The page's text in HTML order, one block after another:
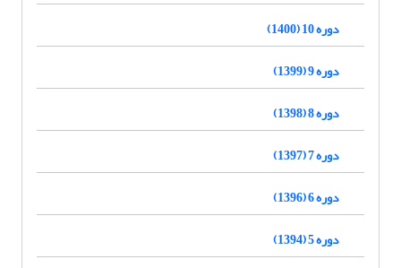
دوره 10 (1400)
دوره 9 (1399)
دوره 8 (1398)
دوره 7 (1397)
دوره 6 (1396)
دوره 5 (1394)